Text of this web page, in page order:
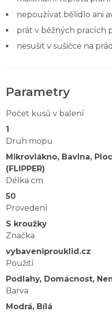
nepoužívat bělidlo ani
prát v běžných pracích
nesušit v sušičce na
Parametry
Počet kusů v balení
1
Druh mopu
Mikrovlákno, Bavlna,
(FLIPPER)
Délka cm
50
Provedení
S kroužky
Značka
vybaveniprouklid.cz
Použití
Podlahy, Domácnost,
Barva
Modrá, Bílá